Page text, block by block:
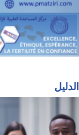
الدليل